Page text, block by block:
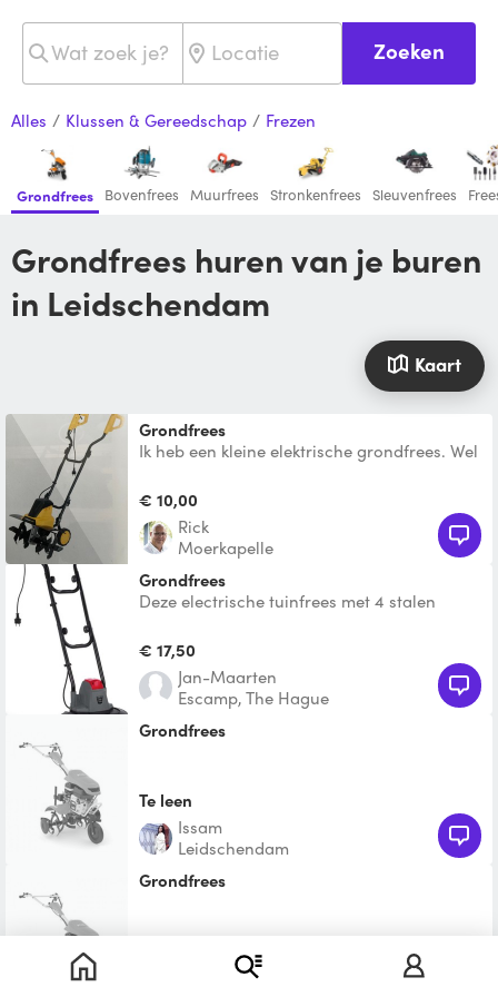
Zoeken
Alles / Klussen & Gereedschap / Frezen
Grondfrees Bovenfrees Muurfrees Stronkenfrees Sleuvenfrees
Grondfrees huren van je buren
in Leidschendam
Kaart
Grondfrees
Ik heb een kleine elektrische grondfrees. Wel
€ 10,00
Rick
Moerkapelle
Grondfrees
Deze electrische tuinfrees met 4 stalen
ideaal voor kleinere
€ 17,50
Jan-Maarten
Escamp, The Hague
Grondfrees
Te leen
Issam
Leidschendam
Grondfrees